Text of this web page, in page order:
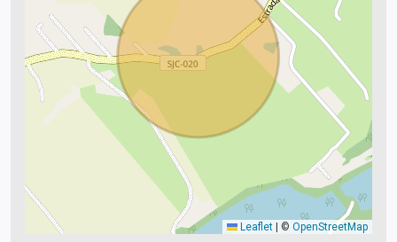
Leaflet © OpenStreetMap